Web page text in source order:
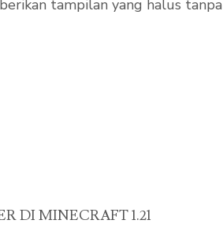
tampilan yang halus tanpa
DI MINECRAFT 1.21